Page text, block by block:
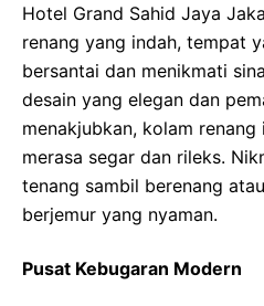
Hotel Grand Sahid Jaya
renang yang indah, tempat
bersantai dan menikmati
desain yang elegan dan
menakjubkan, kolam
merasa segar dan rileks.
tenang sambil berenang
berjemur yang nyaman.
Pusat Kebugaran Modern